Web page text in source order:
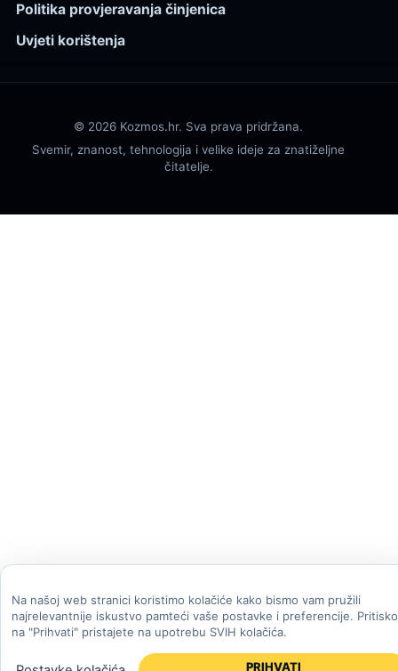
Politika provjeravanja činjenica
Uvjeti korištenja
© 2026 Kozmos.hr. Sva prava pridržana.
Svemir, znanost, tehnologija i velike ideje za znatiželjne
čitatelje.
Na našoj web stranici koristimo kolačiće kako bismo vam pružili
najrelevantnije iskustvo pamteći vaše postavke i preferencije.
na "Prihvati" pristajete na upotrebu SVIH kolačića.
PRIHVATI